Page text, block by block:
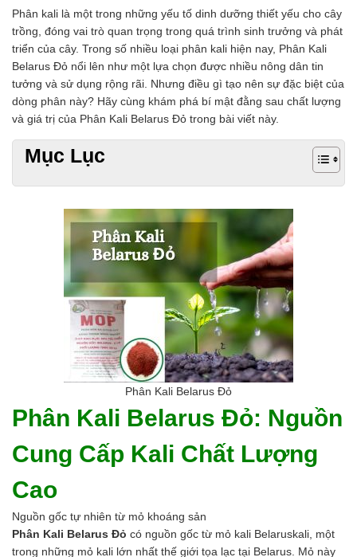
Chất phụ gia tạo cấu trúc
Chất phụ gia bảo quản
Chất phụ gia nem giò chả
Chất phụ gia bún mì phở
Chất phụ gia bánh kẹo kem
Chất phụ gia nước giải khát
Chất phụ gia xúc xích
Chất phụ gia nước mắm
Chất phụ gia rau củ quả
Chất phụ gia thạch rau câu
Chất phụ gia đậu hũ
HÓA CHẤT TẨY RỬA
Tẩy rửa công nghiệp
Tẩy rửa sinh hoạt
Tẩy rửa ô tô xe máy
Tẩy cáu cặn đường ống
HÓA CHẤT THỦY SẢN
Hóa chất xử lý nước
Men vi sinh EM gốc
Bổ sung khoáng chất
Phòng và trị bệnh
Hấp thụ khí độc Yucca
HÓA CHẤT XỬ LÝ NƯỚC
Xử lý nước hồ bơi
Xử lý nước thải
Xử lý nước giếng khoan
Phân kali là một trong những yếu tố dinh dưỡng thiết yếu cho cây
trồng, đóng vai trò quan trọng trong quá trình sinh trưởng và phát
triển của cây. Trong số nhiều loại phân kali hiện nay, Phân Kali
Belarus Đỏ nổi lên như một lựa chọn được nhiều nông dân tin
tưởng và sử dụng rộng rãi. Nhưng điều gì tạo nên sự đặc biệt của
dòng phân này? Hãy cùng khám phá bí mật đằng sau chất lượng
và giá trị của Phân Kali Belarus Đỏ trong bài viết này.
Mục Lục
Phân Kali Belarus Đỏ
Phân Kali Belarus Đỏ: Nguồn
Cung Cấp Kali Chất Lượng
Cao
Nguồn gốc tự nhiên từ mỏ khoáng sản
Phân Kali Belarus Đỏ có nguồn gốc từ mỏ kali Belaruskali, một
trong những mỏ kali lớn nhất thế giới tọa lạc tại Belarus. Mỏ này